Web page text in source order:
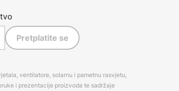
Pretplatite se
ventilatore, solarnu i pametnu rasvjetu,
i prezentacije proizvoda te sadržaje